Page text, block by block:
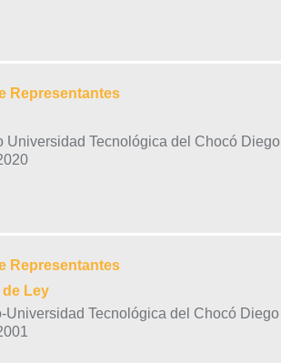
Representantes
Universidad Tecnológica del Chocó Diego
Representantes
de Ley
Tecnológica del Chocó Diego